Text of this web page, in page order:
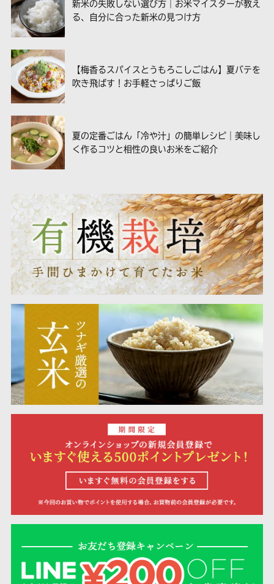
新米の失敗しない選び方｜お米マイスターが教え
る、自分に合った新米の見つけ方
【梅香るスパイスとうもろこしごはん】夏バテを
吹き飛ばす！お手軽さっぱりご飯
夏の定番ごはん「冷や汁」の簡単レシピ｜美味し
く作るコツと相性の良いお米をご紹介